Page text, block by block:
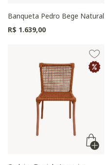
Banqueta Pedro Bege Natural
R$ 1.639,00